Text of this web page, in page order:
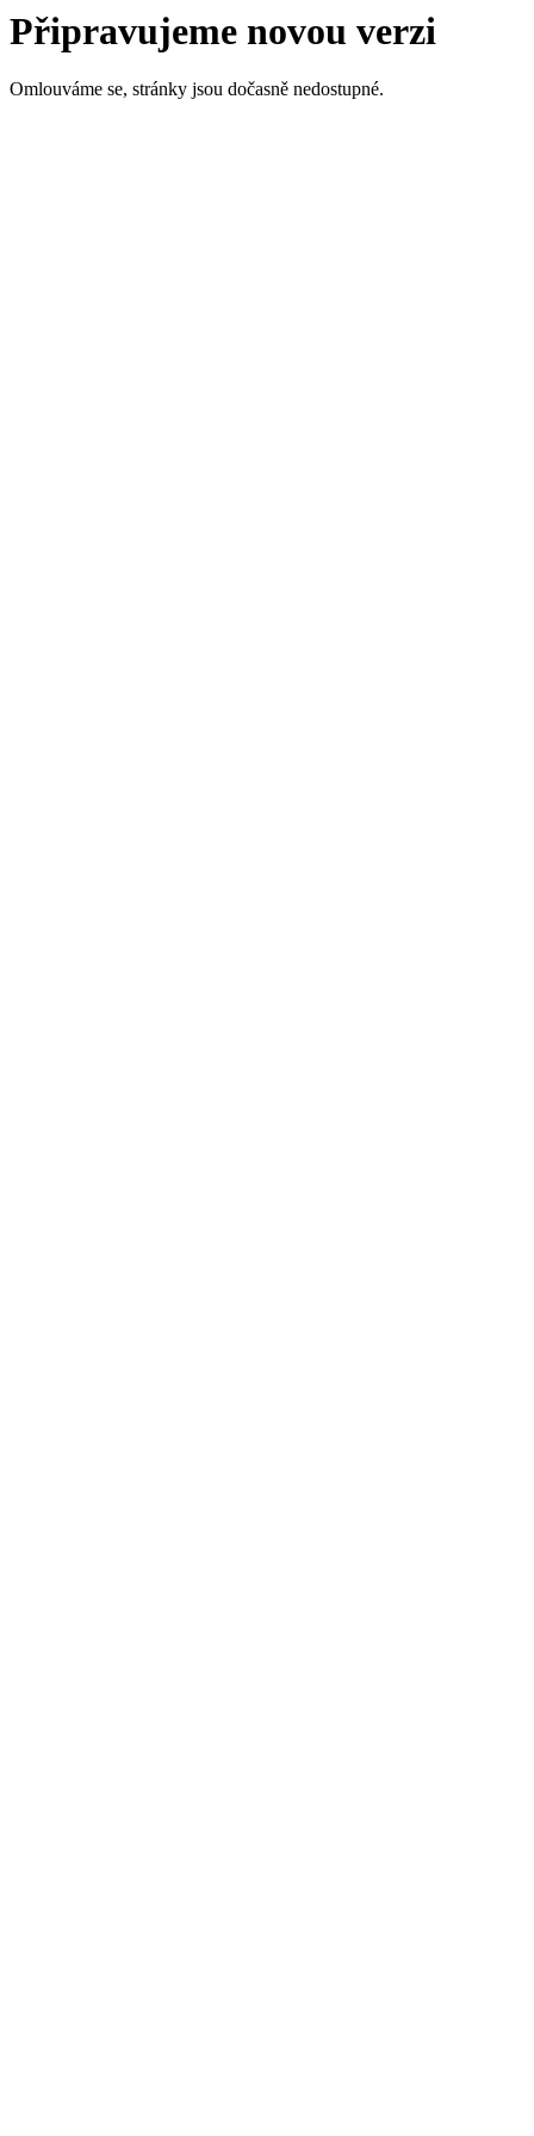
Připravujeme novou verzi
Omlouváme se, stránky jsou dočasně nedostupné.